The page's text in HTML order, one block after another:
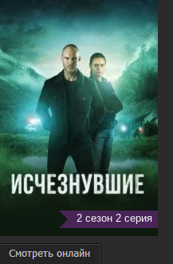
2 сезон 2 серия